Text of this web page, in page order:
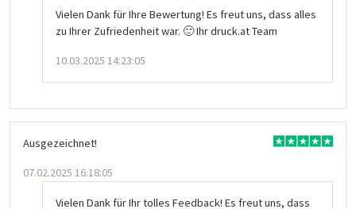
Vielen Dank für Ihre Bewertung! Es freut uns, dass alles
zu Ihrer Zufriedenheit war. 🙂 Ihr druck.at Team
10.03.2025 14:23:05
Ausgezeichnet!
07.02.2025 16:18:05
Vielen Dank für Ihr tolles Feedback! Es freut uns, dass